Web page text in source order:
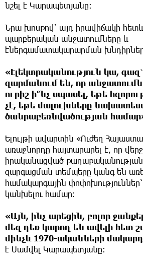
նշել է Կարապետյանը։
Նրա խոսքով՝ այդ իրավիճակի
պարբերական անջատումները և
էներգամատակարարման
«Էլեկտրականություն կա,
զարմանում են, որ
ուրիշ ի՞նչ սպասել, եթե
չէ, եթե մալուխները
ծանրաբեռնվածության
Ելույթի ավարտին «Ուժեղ
առաջնորդը հայտարարել է, որ
իրականացված
զարգացման տեմպերը կանգ են
համակարգային
կանխելու համար։
«Այն, ինչ արեցին, բոլոր
մեզ դեռ կարող են ավելի հետ
մինչև 1970-ականների
է Սամվել Կարապետյանը։